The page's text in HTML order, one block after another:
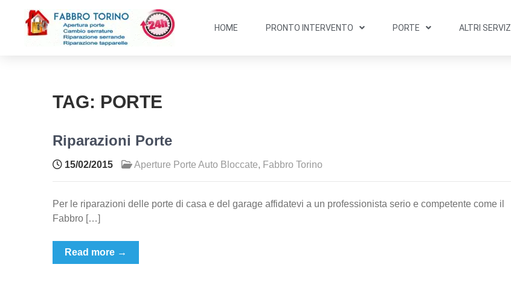
HOME PRONTO INTERVENTO PORTE ALTRI SERVIZI
TAG: PORTE
Riparazioni Porte
15/02/2015 Aperture Porte Auto Bloccate, Fabbro Torino
Per le riparazioni delle porte di casa e del garage affidatevi a un professionista serio e competente come il
Fabbro […]
Read more →